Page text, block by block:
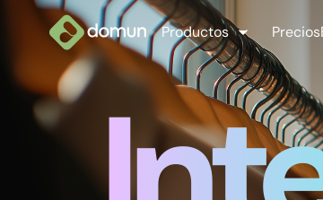
Productos Precios